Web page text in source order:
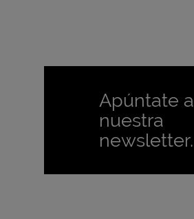
Apúntate a
nuestra
newsletter.